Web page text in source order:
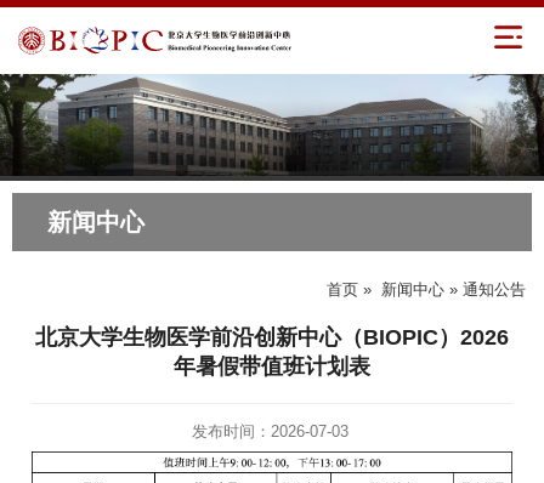
新闻中心
首页 » 新闻中心 » 通知公告
北京大学生物医学前沿创新中心（BIOPIC）2026
年暑假带值班计划表
发布时间：2026-07-03